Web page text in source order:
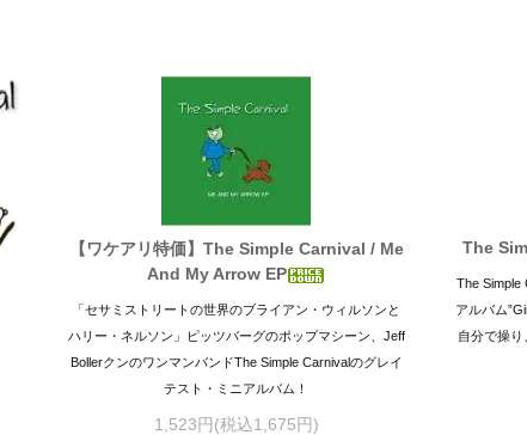
【ワケアリ特価】The Simple Carnival / Me
And My Arrow EP
「セサミストリートの世界のブライアン・ウィルソンと
ハリー・ネルソン」ピッツバーグのポップマシーン、Jeff
BollerクンのワンマンバンドThe Simple Carnivalのグレイ
テスト・ミニアルバム！
1,523円(税込1,675円)
The
The Simple
アルバム
自分で操